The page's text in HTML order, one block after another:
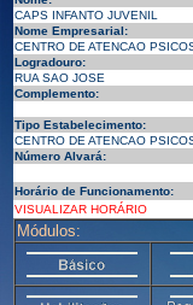
CAPS INFANTO JUVENIL
Nome Empresarial:
CENTRO DE ATENCAO
Logradouro:
RUA SAO JOSE
Complemento:
Tipo Estabelecimento:
CENTRO DE ATENCAO
Número Alvará:
Horário de Funcionamento:
VISUALIZAR HORÁRIO
Módulos: